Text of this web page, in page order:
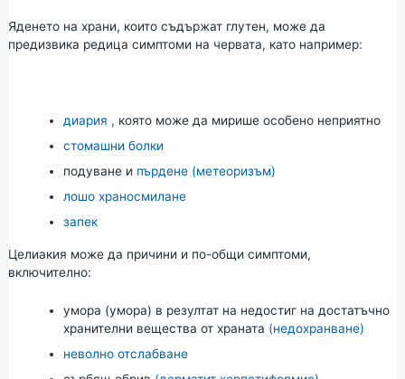
Яденето на храни, които съдържат глутен, може да
предизвика редица симптоми на червата, като например:
диария , която може да мирише особено неприятно
стомашни болки
подуване и пърдене (метеоризъм)
лошо храносмилане
запек
Целиакия може да причини и по-общи симптоми,
включително:
умора (умора) в резултат на недостиг на достатъчно
хранителни вещества от храната (недохранване)
неволно отслабване